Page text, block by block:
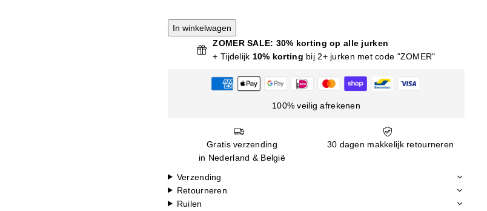
In winkelwagen
ZOMER SALE: 30% korting op alle jurken
+ Tijdelijk 10% korting bij 2+ jurken met code "ZOMER"
100% veilig afrekenen
Gratis verzending
in Nederland & België
30 dagen makkelijk retourneren
Verzending
Retourneren
Ruilen